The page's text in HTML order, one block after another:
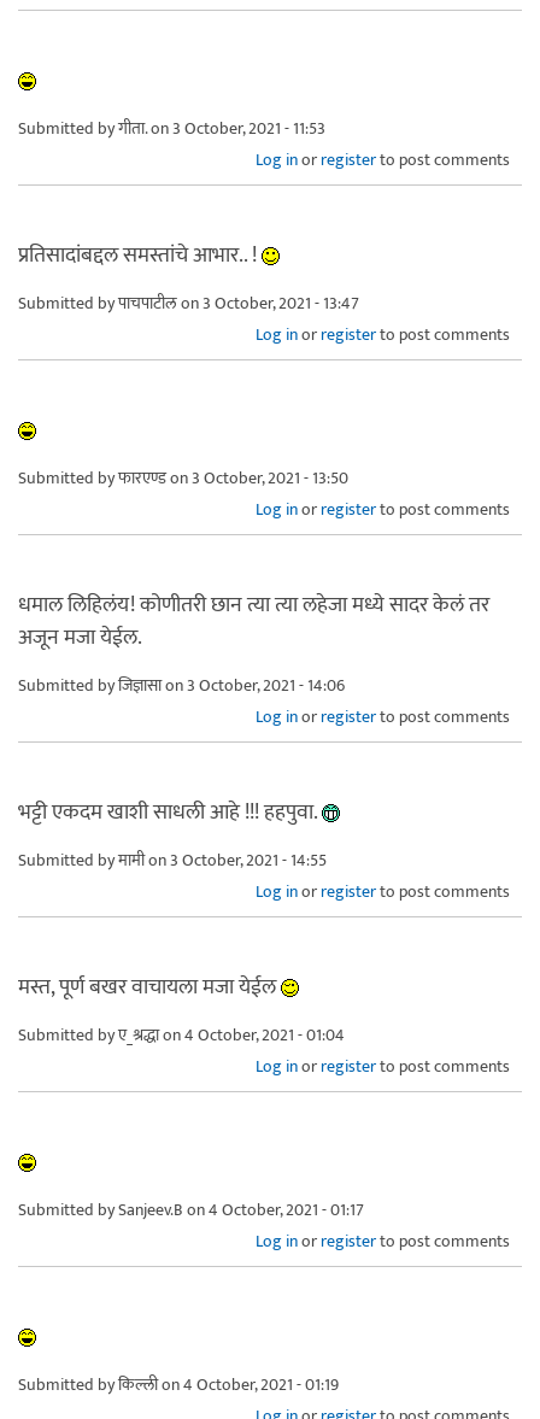
Submitted byगीता.on 3 October, 2021 - 11:53
Log inorregisterto post comments
प्रतिसादांबद्दल समस्तांचे आभार.. !
Submitted byपाचपाटीलon 3 October, 2021 - 13:47
Log inorregisterto post comments
Submitted byफारएण्डon 3 October, 2021 - 13:50
Log inorregisterto post comments
धमाल लिहिलंय! कोणीतरी छान त्या त्या लहेजा मध्ये सादर केलं तर
अजून मजा येईल.
Submitted byजिज्ञासाon 3 October, 2021 - 14:06
Log inorregisterto post comments
भट्टी एकदम खाशी साधली आहे !!! हहपुवा.
Submitted byमामीon 3 October, 2021 - 14:55
Log inorregisterto post comments
मस्त, पूर्ण बखर वाचायला मजा येईल
Submitted byए_श्रद्धाon 4 October, 2021 - 01:04
Log inorregisterto post comments
Submitted bySanjeev.Bon 4 October, 2021 - 01:17
Log inorregisterto post comments
Submitted byकिल्लीon 4 October, 2021 - 01:19